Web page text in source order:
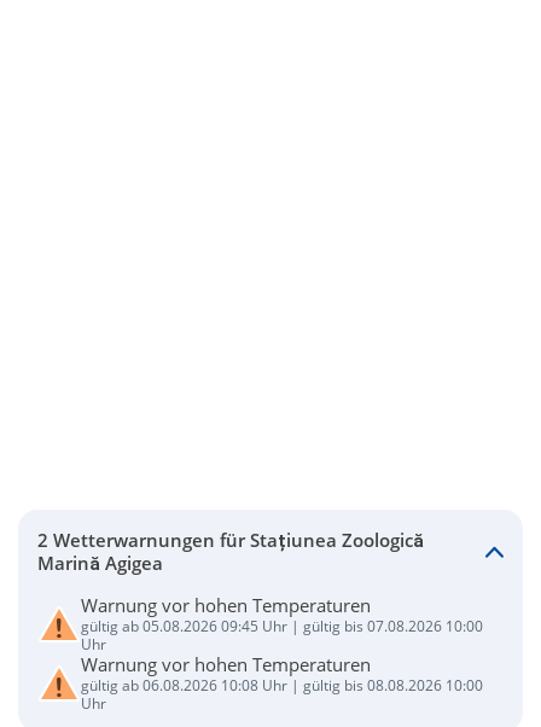
2 Wetterwarnungen für Stațiunea Zoologică
Marină Agigea
Warnung vor hohen Temperaturen
gültig ab 05.08.2026 09:45 Uhr | gültig bis 07.08.2026 10:00
Uhr
Warnung vor hohen Temperaturen
gültig ab 06.08.2026 10:08 Uhr | gültig bis 08.08.2026 10:00
Uhr